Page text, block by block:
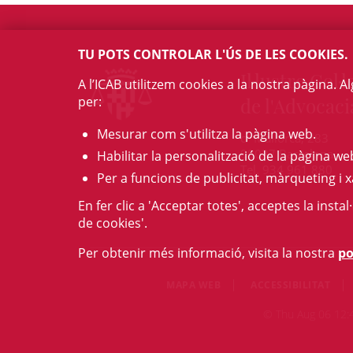
Il·lustre
c/ Mallorca, 283
08037 Barcelona
Tel. 934 961 880
© Thu Aug 06
TU POTS CONTROLAR L'ÚS DE LES COOKIES.
A l’ICAB utilitzem cookies a la nostra
per:
Mesurar com s'utilitza la pàgina web.
Habilitar la personalització de la pàgina
Per a funcions de publicitat, màrqueting i
En fer clic a 'Acceptar totes', acceptes la
de cookies'.
Per obtenir més informació, visita la nostra